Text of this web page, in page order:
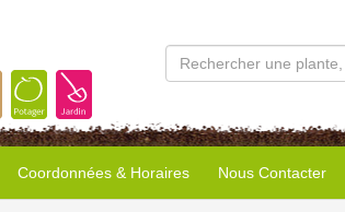
Coordonnées & Horaires Nous Contacter